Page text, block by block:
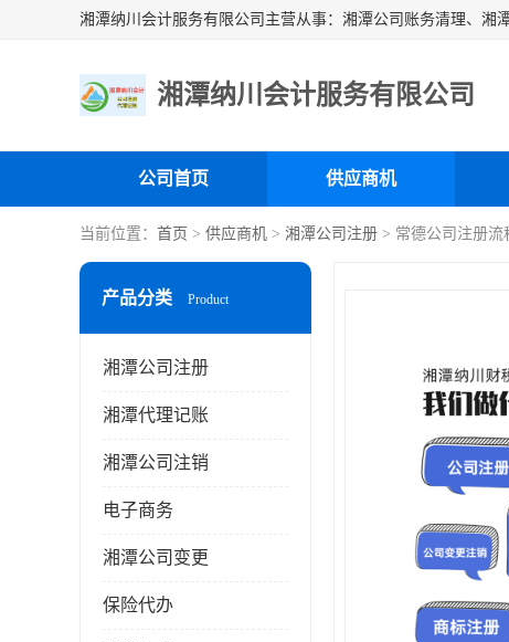
湘潭纳川会计服务有限公司
公司首页 供应商机
当前位置： 首页 > 供应商机 > 湘潭公司注册 > 常德公司注册流
产品分类 Product
湘潭公司注册
湘潭代理记账
湘潭公司注销
电子商务
湘潭公司变更
保险代办